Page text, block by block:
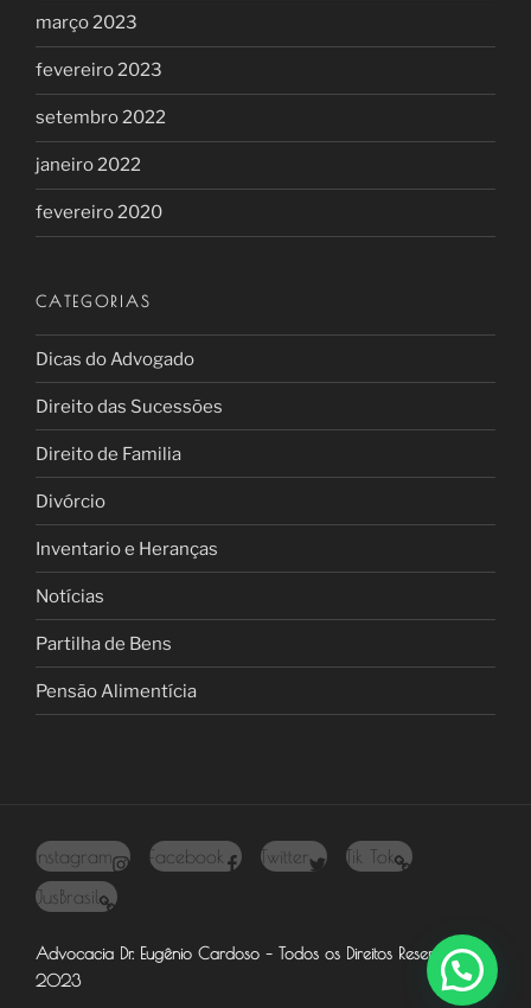
março 2023
fevereiro 2023
setembro 2022
janeiro 2022
fevereiro 2020
CATEGORIAS
Dicas do Advogado
Direito das Sucessões
Direito de Familia
Divórcio
Inventario e Heranças
Notícias
Partilha de Bens
Pensão Alimentícia
Instagram Facebook Twitter
Tik Tok
JusBrasil
Advocacia Dr. Eugênio Cardoso – Todos os Direitos Reservados –
2023